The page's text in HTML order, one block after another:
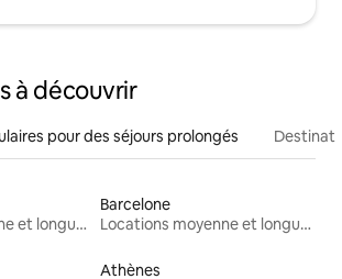
à découvrir
pour des séjours prolongés
Locations moyenne et longue durée
Barcelone
Locations moyenne et longue durée
Athènes